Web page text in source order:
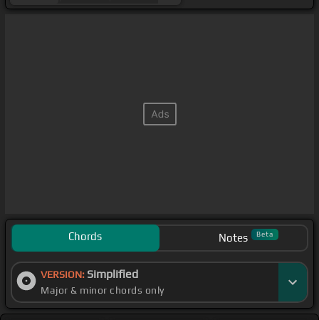
Chords Notes Beta
VERSION: Simplified
Major & minor chords only